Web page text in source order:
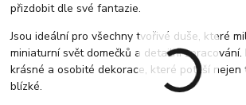
přizdobit dle své fantazie.
Jsou ideální pro všechny tvořivé duše, které
miniaturní svět domečků a detailní zpracování.
krásné a osobité dekorace, které potěší nejen
blízké.